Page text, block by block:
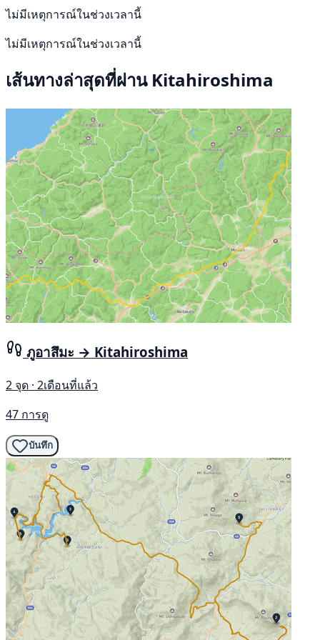
ไม่มีเหตุการณ์ในช่วงเวลานี้
ไม่มีเหตุการณ์ในช่วงเวลานี้
เส้นทางล่าสุดที่ผ่าน Kitahiroshima
ภูอาสึมะ → Kitahiroshima
2 จุด · 2เดือนที่แล้ว
47 การดู
บันทึก